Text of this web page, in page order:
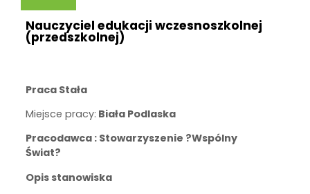
Nauczyciel edukacji wczesnoszkolnej
(przedszkolnej)
Praca Stała
Miejsce pracy: Biała Podlaska
Pracodawca : Stowarzyszenie ?Wspólny
Świat?
Opis stanowiska